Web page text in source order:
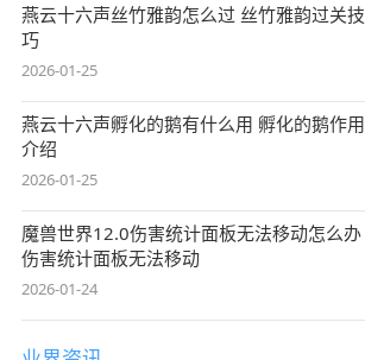
燕云十六声丝竹雅韵怎么过 丝竹雅韵过关技
巧
2026-01-25
燕云十六声孵化的鹅有什么用 孵化的鹅作用
介绍
2026-01-25
魔兽世界12.0伤害统计面板无法移动怎么办
伤害统计面板无法移动
2026-01-24